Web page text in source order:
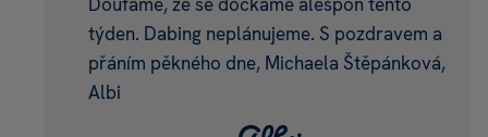
týden. Dabing neplánujeme. S pozdravem a
přáním pěkného dne, Michaela Štěpánková,
Albi